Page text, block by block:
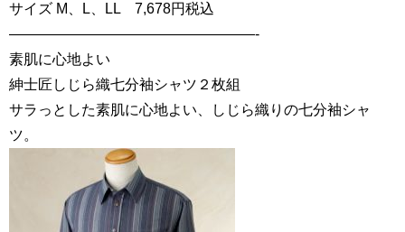
サイズ M、L、LL 7,678円税込
—————————————————-
素肌に心地よい
紳士匠しじら織七分袖シャツ２枚組
サラっとした素肌に心地よい、しじら織りの七分袖シャ
ツ。